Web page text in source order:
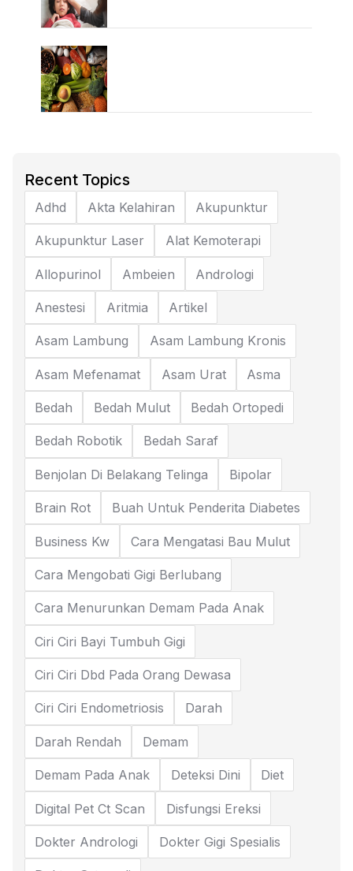
Recent Topics
Adhd Akta Kelahiran Akupunktur
Akupunktur Laser Alat Kemoterapi
Allopurinol Ambeien Andrologi
Anestesi Aritmia Artikel
Asam Lambung Asam Lambung Kronis
Asam Mefenamat Asam Urat Asma
Bedah Bedah Mulut Bedah Ortopedi
Bedah Robotik Bedah Saraf
Benjolan Di Belakang Telinga Bipolar
Brain Rot Buah Untuk Penderita Diabetes
Business Kw Cara Mengatasi Bau Mulut
Cara Mengobati Gigi Berlubang
Cara Menurunkan Demam Pada Anak
Ciri Ciri Bayi Tumbuh Gigi
Ciri Ciri Dbd Pada Orang Dewasa
Ciri Ciri Endometriosis Darah
Darah Rendah Demam
Demam Pada Anak Deteksi Dini Diet
Digital Pet Ct Scan Disfungsi Ereksi
Dokter Andrologi Dokter Gigi Spesialis